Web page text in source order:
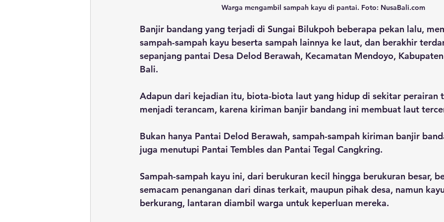
Warga mengambil sampah kayu di pantai. Foto: NusaBali.com
Banjir bandang yang terjadi di Sungai Bilukpoh beberapa pekan lalu,
sampah-sampah kayu beserta sampah lainnya ke laut, dan berakhir
sepanjang pantai Desa Delod Berawah, Kecamatan Mendoyo,
Bali.
Adapun dari kejadian itu, biota-biota laut yang hidup di sekitar perairan
menjadi terancam, karena kiriman banjir bandang ini membuat laut
Bukan hanya Pantai Delod Berawah, sampah-sampah kiriman banjir
juga menutupi Pantai Tembles dan Pantai Tegal Cangkring.
Sampah-sampah kayu ini, dari berukuran kecil hingga berukuran besar,
semacam penanganan dari dinas terkait, maupun pihak desa, namun
berkurang, lantaran diambil warga untuk keperluan mereka.